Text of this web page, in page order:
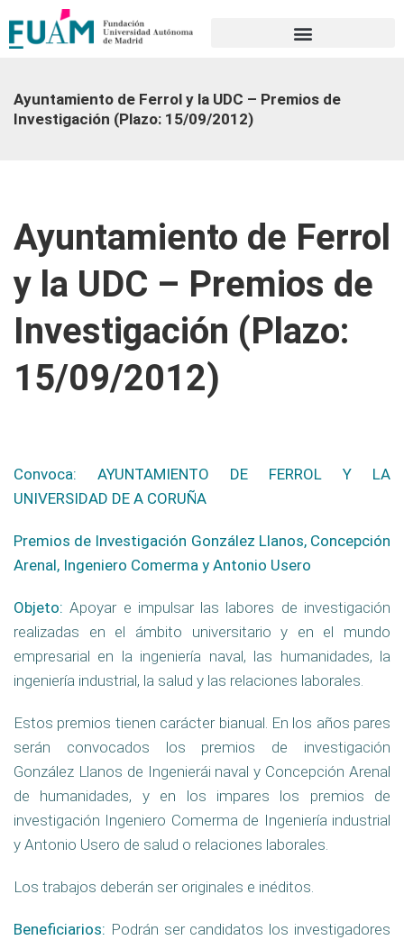
Ayuntamiento de Ferrol y la UDC – Premios de
Investigación (Plazo: 15/09/2012)
Ayuntamiento de Ferrol
y la UDC – Premios de
Investigación (Plazo:
15/09/2012)
Convoca:
AYUNTAMIENTO DE FERROL Y LA
UNIVERSIDAD DE A CORUÑA
Premios de Investigación González Llanos, Concepción
Arenal, Ingeniero Comerma y Antonio Usero
Objeto: Apoyar e impulsar las labores de investigación
realizadas en el ámbito universitario y en el mundo
empresarial en la ingeniería naval, las humanidades, la
ingeniería industrial, la salud y las relaciones laborales.
Estos premios tienen carácter bianual. En los años pares
serán convocados los premios de investigación
González Llanos de Ingenierái naval y Concepción Arenal
de humanidades, y en los impares los premios de
investigación Ingeniero Comerma de Ingeniería industrial
y Antonio Usero de salud o relaciones laborales.
Los trabajos deberán ser originales e inéditos.
Beneficiarios: Podrán ser candidatos los investigadores